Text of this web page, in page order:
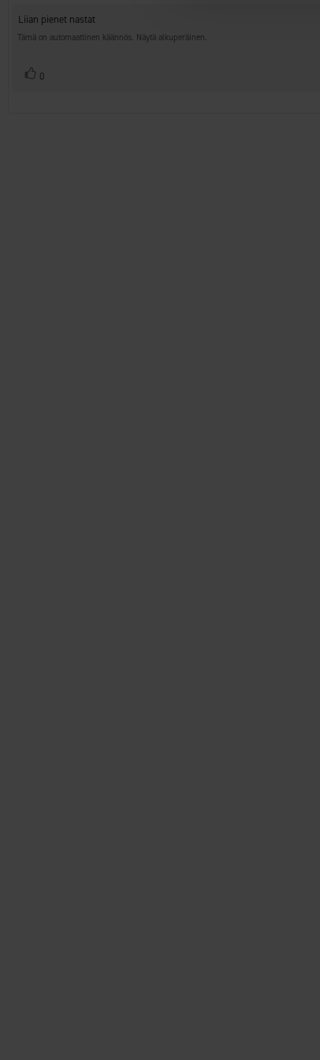
5:sta
tähdestä
Arvostelun
teksti:
Liian pienet nastat
Tämä on automaattinen käännös. Näytä alkuperäinen.
Äänestä
0